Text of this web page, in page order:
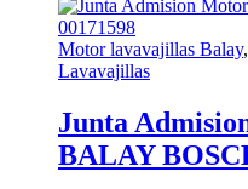
Motor lavavajillas Balay,
Lavavajillas
Junta
BALAY